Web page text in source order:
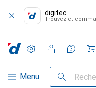
digitec
Trouvez et
Navigation par catégorie
Menu Recherche
Paramètres
Compte client
Listes de
Listes d'envies
Panier